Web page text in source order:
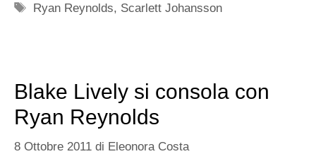
Tag
Ryan Reynolds, Scarlett Johansson
Blake Lively si consola con
Ryan Reynolds
8 Ottobre 2011 di Eleonora Costa